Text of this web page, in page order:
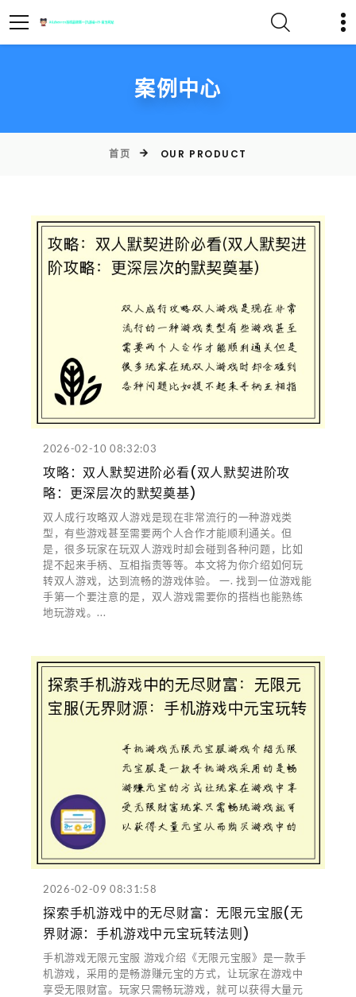
案例中心
首页 OUR PRODUCT
2026-02-10 08:32:03
攻略：双人默契进阶必看(双人默契进阶攻
略：更深层次的默契奠基)
双人成行攻略双人游戏是现在非常流行的一种游戏类
型，有些游戏甚至需要两个人合作才能顺利通关。但
是，很多玩家在玩双人游戏时却会碰到各种问题，比如
提不起来手柄、互相指责等等。本文将为你介绍如何玩
转双人游戏，达到流畅的游戏体验。 一. 找到一位游戏能
手第一个要注意的是，双人游戏需要你的搭档也能熟练
地玩游戏。...
2026-02-09 08:31:58
探索手机游戏中的无尽财富：无限元宝服(无
界财源：手机游戏中元宝玩转法则)
手机游戏无限元宝服 游戏介绍《无限元宝服》是一款手
机游戏，采用的是畅游赚元宝的方式，让玩家在游戏中
享受无限财富。玩家只需畅玩游戏，就可以获得大量元